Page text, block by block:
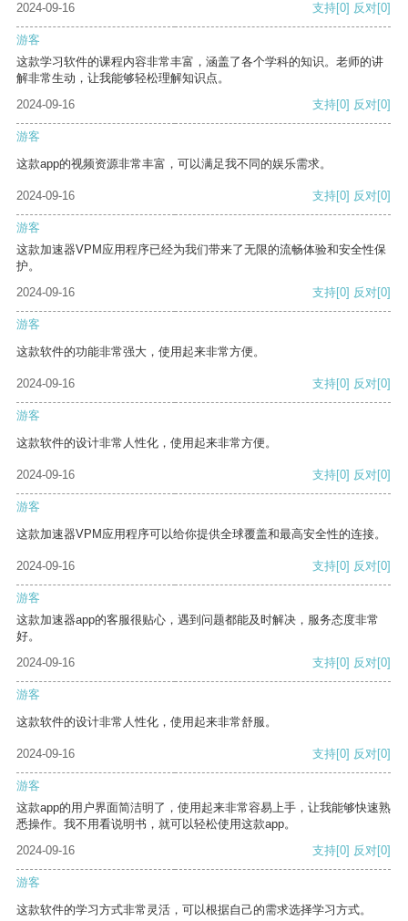
2024-09-16
支持[0] 反对[0]
游客
这款学习软件的课程内容非常丰富，涵盖了各个学科的知识。老师的讲
解非常生动，让我能够轻松理解知识点。
2024-09-16
支持[0] 反对[0]
游客
这款app的视频资源非常丰富，可以满足我不同的娱乐需求。
2024-09-16 支持[0] 反对[0]
游客
这款加速器VPM应用程序已经为我们带来了无限的流畅体验和安全性保
护。
2024-09-16
支持[0] 反对[0]
游客
这款软件的功能非常强大，使用起来非常方便。
2024-09-16 支持[0] 反对[0]
游客
这款软件的设计非常人性化，使用起来非常方便。
2024-09-16 支持[0] 反对[0]
游客
这款加速器VPM应用程序可以给你提供全球覆盖和最高安全性的连接。
2024-09-16 支持[0] 反对[0]
游客
这款加速器app的客服很贴心，遇到问题都能及时解决，服务态度非常
好。
2024-09-16
支持[0] 反对[0]
游客
这款软件的设计非常人性化，使用起来非常舒服。
2024-09-16 支持[0] 反对[0]
游客
这款app的用户界面简洁明了，使用起来非常容易上手，让我能够快速熟
悉操作。我不用看说明书，就可以轻松使用这款app。
2024-09-16
支持[0] 反对[0]
游客
这款软件的学习方式非常灵活，可以根据自己的需求选择学习方式。